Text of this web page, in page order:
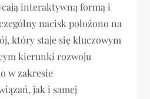
interaktywną formą i
nacisk położono na
który staje się kluczowym
kierunki rozwoju
w zakresie
jak i samej